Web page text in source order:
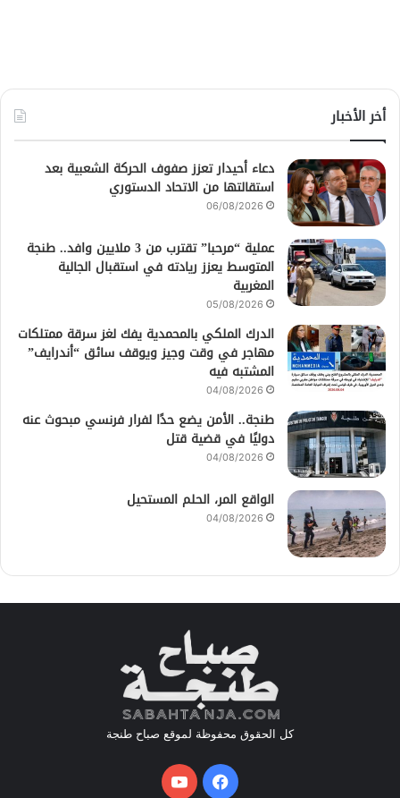
أخر الأخبار
دعاء أحيدار تعزز صفوف الحركة الشعبية بعد
استقالتها من الاتحاد الدستوري
06/08/2026
عملية “مرحبا” تقترب من 3 ملايين وافد.. طنجة
المتوسط يعزز ريادته في استقبال الجالية
المغربية
05/08/2026
الدرك الملكي بالمحمدية يفك لغز سرقة ممتلكات
مهاجر في وقت وجيز ويوقف سائق “أندرايف”
المشتبه فيه
04/08/2026
طنجة.. الأمن يضع حدًا لفرار فرنسي مبحوث عنه
دوليًا في قضية قتل
04/08/2026
الواقع المر، الحلم المستحيل
04/08/2026
كل الحقوق محفوظة لموقع صباح طنجة
فيسبوكيوتيوب